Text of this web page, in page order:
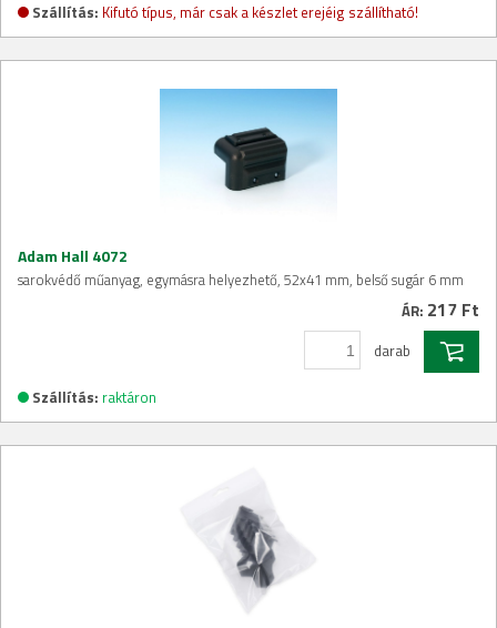
Szállítás: Kifutó típus, már csak a készlet erejéig szállítható!
Adam Hall 4072
sarokvédő műanyag, egymásra helyezhető, 52x41 mm, belső sugár 6 mm
ÁR: 217 Ft
darab
Szállítás: raktáron